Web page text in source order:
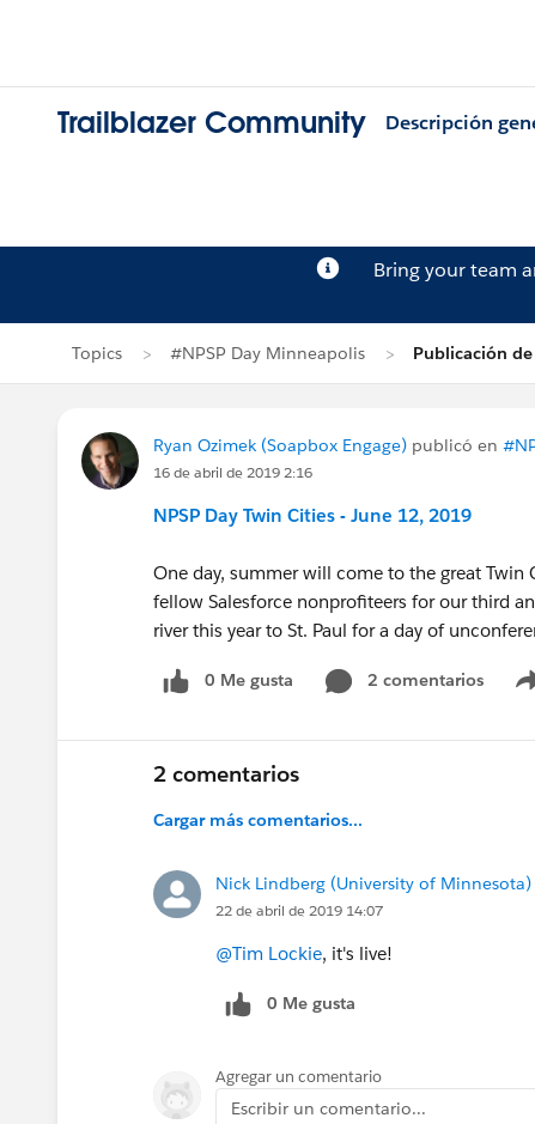
Trailblazer Community Descripción
Bring your team
Topics #NPSP Day Minneapolis Publicación
Ryan Ozimek (Soapbox Engage) publicó en
16 de abril de 2019 2:16
NPSP Day Twin Cities - June 12, 2019
One day, summer will come to the great
fellow Salesforce nonprofiteers for our third
river this year to St. Paul for a day of
0 Me gusta 2 comentarios
2 comentarios
Cargar más comentarios...
Nick Lindberg (University of Minnesota)
22 de abril de 2019 14:07
@Tim Lockie​, it's live!
0 Me gusta
Agregar un comentario
Escribir un comentario...